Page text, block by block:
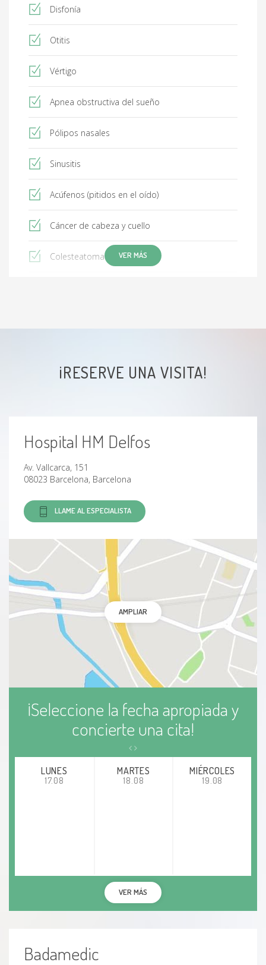
Disfonía
Otitis
Vértigo
Apnea obstructiva del sueño
Pólipos nasales
Sinusitis
Acúfenos (pitidos en el oído)
Cáncer de cabeza y cuello
Colesteatoma
Sialoadenitis
hipertrofia amígdalar
Hipertrofia de cornetes
VER MÁS
¡RESERVE UNA VISITA!
Hospital HM Delfos
Av. Vallcarca, 151
08023 Barcelona, Barcelona
LLAME AL ESPECIALISTA
AMPLIAR
¡Seleccione la fecha apropiada y
concierte una cita!
LUNES
17.08
MARTES
18.08
MIÉRCOLES
19.08
VER MÁS
Badamedic